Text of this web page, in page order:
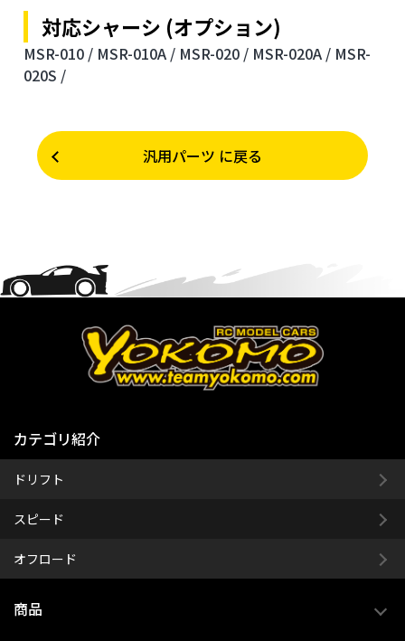
対応シャーシ (オプション)
MSR-010 / MSR-010A / MSR-020 / MSR-020A / MSR-
020S /
汎用パーツ に戻る
カテゴリ紹介
ドリフト
スピード
オフロード
商品